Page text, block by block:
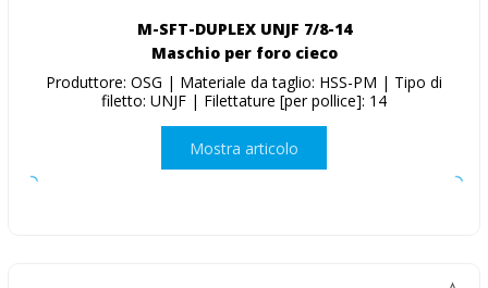
M-SFT-DUPLEX UNJF 7/8-14
Maschio per foro cieco
Produttore: OSG | Materiale da taglio: HSS-PM | Tipo di
filetto: UNJF | Filettature [per pollice]: 14
Mostra articolo